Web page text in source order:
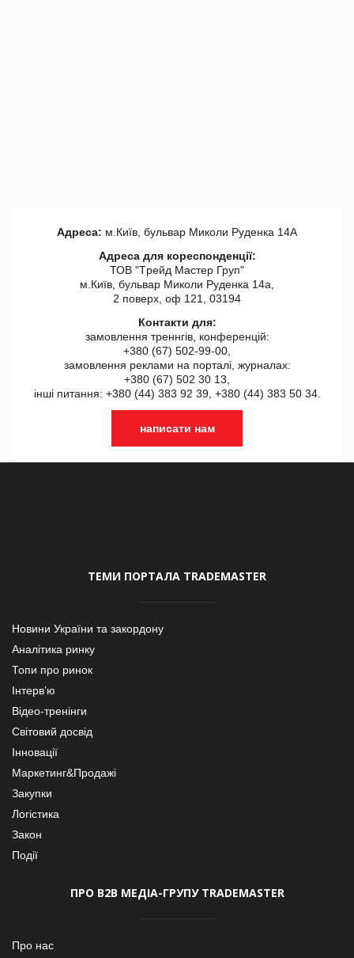
Адреса: м.Київ, бульвар Миколи Руденка 14А
Адреса для кореспонденції:
ТОВ "Tрейд Мастер Груп"
м.Київ, бульвар Миколи Руденка 14а,
2 поверх, оф 121, 03194
Контакти для:
замовлення треннгів, конференцій:
+380 (67) 502-99-00,
замовлення реклами на порталі, журналах:
+380 (67) 502 30 13,
інші питання: +380 (44) 383 92 39, +380 (44) 383 50 34.
написати нам
ТЕМИ ПОРТАЛА TRADEMASTER
Новини України та закордону
Аналітика ринку
Топи про ринок
Інтерв’ю
Відео-тренінги
Світовий досвід
Інновації
Маркетинг&Продажі
Закупки
Логістика
Закон
Події
ПРО В2В МЕДІА-ГРУПУ TRADEMASTER
Про нас